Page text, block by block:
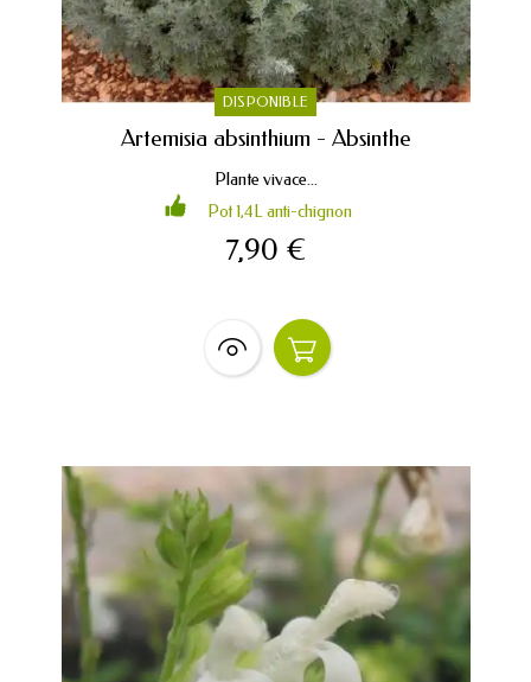
DISPONIBLE
Artemisia absinthium - Absinthe
Plante vivace...
Pot 1,4L anti-chignon
7,90 €